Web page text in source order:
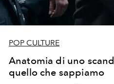
POP CULTURE
Anatomia di uno
quello che sappiamo